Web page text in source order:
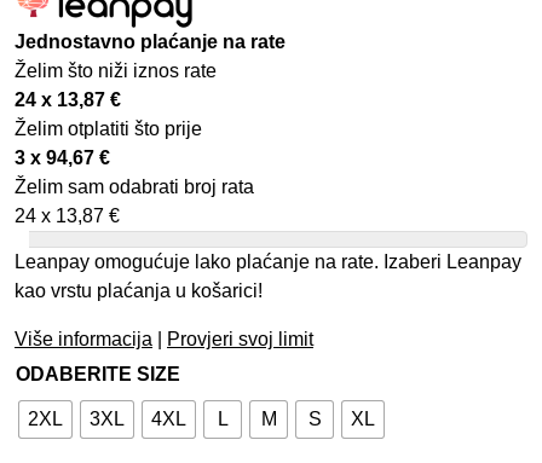
Jednostavno plaćanje na rate
Želim što niži iznos rate
24 x 13,87 €
Želim otplatiti što prije
3 x 94,67 €
Želim sam odabrati broj rata
24 x 13,87 €
Leanpay omogućuje lako plaćanje na rate. Izaberi Leanpay
kao vrstu plaćanja u košarici!
Više informacija
Provjeri svoj limit
ODABERITE SIZE
2XL 3XL 4XL L M S XL